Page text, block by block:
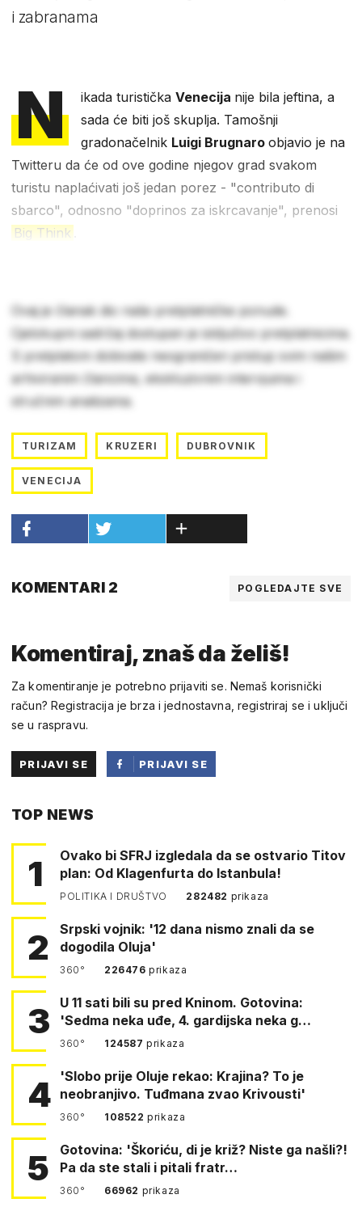
i zabranama
N ikada turističkaVenecija nije bila jeftina, a
sada će biti još skuplja. Tamošnji
gradonačelnik Luigi Brugnaroobjavio je na
Twitteru da će od ove godine njegov grad svakom
turistu naplaćivati još jedan porez - "contributo di
sbarco", odnosno "doprinos za iskrcavanje", prenosi
Big Think
Ovaj je članak dio naše pretplatničke ponude.
Cjelokupni sadržaj dostupan je isključivo pretplatnicima.
S pretplatom dobivate neograničen pristup svim našim
arhiviranim člancima, ekskluzivnim intervjuima i
stručnim analizama.
TURIZAM KRUZERI DUBROVNIK
VENECIJA
KOMENTARI 2 POGLEDAJTE SVE
Komentiraj, znaš da želiš!
Za komentiranje je potrebno prijaviti se. Nemaš korisnički
račun? Registracija je brza i jednostavna, registriraj se i uključi
se u raspravu.
PRIJAVI SE
PRIJAVI SE
TOP NEWS
1
Ovako bi SFRJ izgledala da se ostvario Titov
plan: Od Klagenfurta do Istanbula!
POLITIKA I DRUŠTVO 282482 prikaza
2
Srpski vojnik: '12 dana nismo znali da se
dogodila Oluja'
360° 226476prikaza
3
U 11 sati bili su pred Kninom. Gotovina:
'Sedma neka uđe, 4. gardijska neka g…
360° 124587prikaza
4
'Slobo prije Oluje rekao: Krajina? To je
neobranjivo. Tuđmana zvao Krivousti'
360° 108522prikaza
5
Gotovina: 'Škoriću, di je križ? Niste ga našli?!
Pa da ste stali i pitali fratr…
360° 66962 prikaza